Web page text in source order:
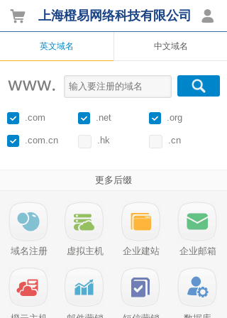
上海橙易网络科技有限公司
英文域名 中文域名
.com .net .org
.com.cn .hk .cn
更多后缀
域名注册 虚拟主机 企业建站 企业邮箱